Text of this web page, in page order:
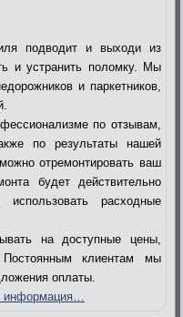
подводит и выходи из
и устранить поломку. Мы
и паркетников,
по отзывам,
по результаты нашей
отремонтировать ваш
будет действительно
расходные
на доступные цены,
клиентам мы
оплаты.
информация…